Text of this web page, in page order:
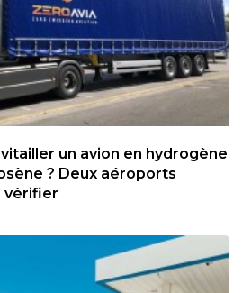
un avion en hydrogène
? Deux aéroports
vérifier